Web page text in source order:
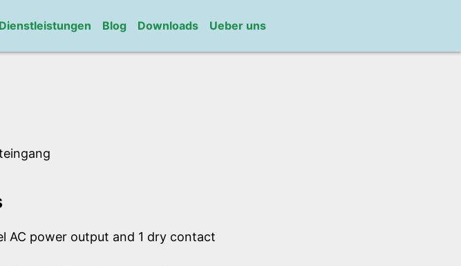
Dienstleistungen Blog Downloads Ueber uns
AC power output and 1 dry contact